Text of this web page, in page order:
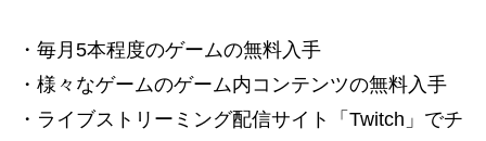
・毎月5本程度のゲームの無料入手
・様々なゲームのゲーム内コンテンツの無料入手
・ライブストリーミング配信サイト「Twitch」でチ